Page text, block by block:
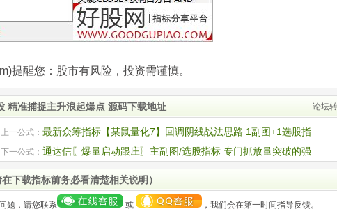
提醒您：股市有风险，投资需谨慎。
精准捕捉主升浪起爆点 源码下载地址 论坛
上一公式： 最新众筹指标【某鼠量化7】回调阴线战法思路 1副图+1选股指
标 源码
下一公式： 通达信〖爆量启动跟庄〗主副图/选股指标 专门抓放量突破的强
势股 源码
下载指标前务必看清楚相关说明）
题，请您联系 或
，我们会在第一时间指导反馈。